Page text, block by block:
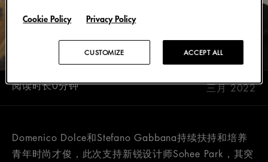
三月 2022
阅读时长0分钟
Domenico Dolce和Stefano Gabbana持续扶持和培养
青年时尚才俊，此次支持新锐设计师Sohee Park，其突
Cookie Policy Privacy Policy
ACCEPT ALL
CUSTOMIZE